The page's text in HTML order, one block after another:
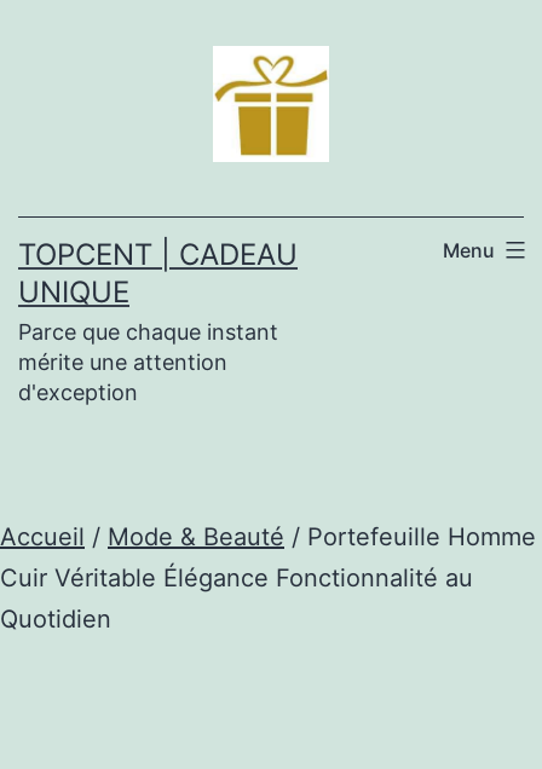
TOPCENT | CADEAU
UNIQUE
Parce que chaque instant
mérite une attention
d'exception
Menu
Accueil / Mode & Beauté / Portefeuille Homme
Cuir Véritable Élégance Fonctionnalité au
Quotidien